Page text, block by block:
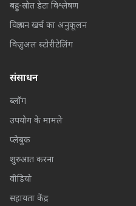
बहु-स्रोत डेटा विश्लेषण
विज्ञापन खर्च का अनुकूलन
विज़ुअल स्टोरीटेलिंग
संसाधन
ब्लॉग
उपयोग के मामले
प्लेबुक
शुरुआत करना
वीडियो
सहायता केंद्र